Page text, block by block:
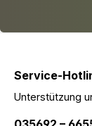
Service-
Unterstützung